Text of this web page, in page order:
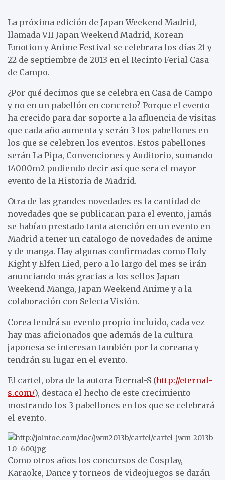
La próxima edición de Japan Weekend Madrid,
llamada VII Japan Weekend Madrid, Korean
Emotion y Anime Festival se celebrara los días 21 y
22 de septiembre de 2013 en el Recinto Ferial Casa
de Campo.
¿Por qué decimos que se celebra en Casa de Campo
y no en un pabellón en concreto? Porque el evento
ha crecido para dar soporte a la afluencia de visitas
que cada año aumenta y serán 3 los pabellones en
los que se celebren los eventos. Estos pabellones
serán La Pipa, Convenciones y Auditorio, sumando
14000m2 pudiendo decir así que sera el mayor
evento de la Historia de Madrid.
Otra de las grandes novedades es la cantidad de
novedades que se publicaran para el evento, jamás
se habían prestado tanta atención en un evento en
Madrid a tener un catalogo de novedades de anime
y de manga. Hay algunas confirmadas como Holy
Kight y Elfen Lied, pero a lo largo del mes se irán
anunciando más gracias a los sellos Japan
Weekend Manga, Japan Weekend Anime y a la
colaboración con Selecta Visión.
Corea tendrá su evento propio incluido, cada vez
hay mas aficionados que además de la cultura
japonesa se interesan también por la coreana y
tendrán su lugar en el evento.
El cartel, obra de la autora Eternal-S (http://eternal-
s.com/), destaca el hecho de este crecimiento
mostrando los 3 pabellones en los que se celebrará
el evento.
Como otros años los concursos de Cosplay,
Karaoke, Dance y torneos de videojuegos se darán